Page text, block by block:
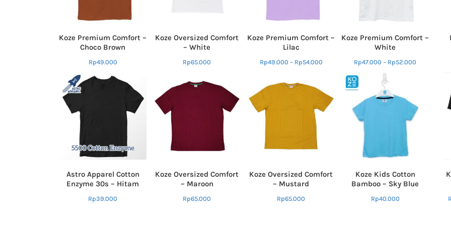
Koze Premium Comfort –
Choco Brown
Rp49.000
Koze Oversized Comfort
– White
Rp65.000
Koze Premium Comfort –
Lilac
Rp49.000 – Rp54.000
Koze Premium Comfort –
White
Rp47.000 – Rp52.000
Astro Apparel Cotton
Enzyme 30s – Hitam
Rp39.000
Koze Oversized Comfort
– Maroon
Rp65.000
Koze Oversized Comfort
– Mustard
Rp65.000
Koze Kids Cotton
Bamboo – Sky Blue
Rp40.000